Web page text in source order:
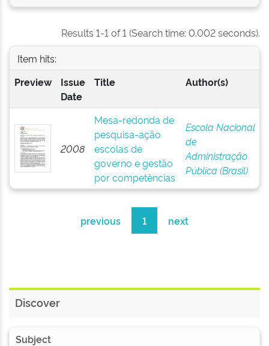
Results 1-1 of 1 (Search time: 0.002 seconds).
Item hits:
Preview
Issue
Date
Title Author(s)
2008
Mesa-redonda de
pesquisa-ação
escolas de
governo e gestão
por competências
Escola Nacional
de
Administração
Pública (Brasil)
previous 1 next
Discover
Subject